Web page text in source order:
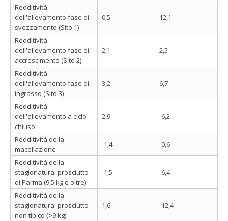
Redditività
dell'allevamento fase di
svezzamento (Sito 1)
0,5 12,1
Redditività
dell'allevamento fase di
accrescimento (Sito 2)
2,1 2,5
Redditività
dell'allevamento fase di
ingrasso (Sito 3)
3,2 6,7
Redditività
dell'allevamento a ciclo
chiuso
2,9 -6,2
Redditività della
macellazione
-1,4
-0,6
Redditività della
stagionatura: prosciutto
di Parma (9,5 kg e oltre)
-1,5 -6,4
Redditività della
stagionatura: prosciutto
non tipico (>9 kg)
1,6 -12,4